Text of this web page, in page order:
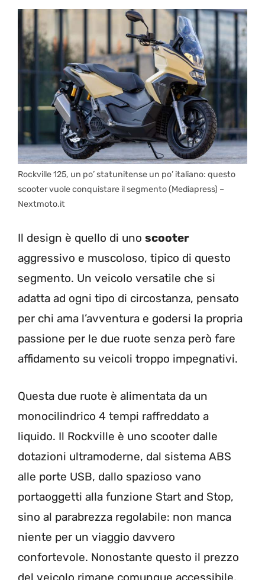
Rockville 125, un po’ statunitense un po’ italiano: questo
scooter vuole conquistare il segmento (Mediapress) –
Nextmoto.it
Il design è quello di uno scooter
aggressivo e muscoloso, tipico di questo
segmento. Un veicolo versatile che si
adatta ad ogni tipo di circostanza, pensato
per chi ama l’avventura e godersi la propria
passione per le due ruote senza però fare
affidamento su veicoli troppo impegnativi.
Questa due ruote è alimentata da un
monocilindrico 4 tempi raffreddato a
liquido. Il Rockville è uno scooter dalle
dotazioni ultramoderne, dal sistema ABS
alle porte USB, dallo spazioso vano
portaoggetti alla funzione Start and Stop,
sino al parabrezza regolabile: non manca
niente per un viaggio davvero
confortevole. Nonostante questo il prezzo
del veicolo rimane comunque accessibile,